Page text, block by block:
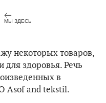
МЫ ЗДЕСЬ
некоторых товаров,
здоровья. Речь
в
Asof and tekstil.